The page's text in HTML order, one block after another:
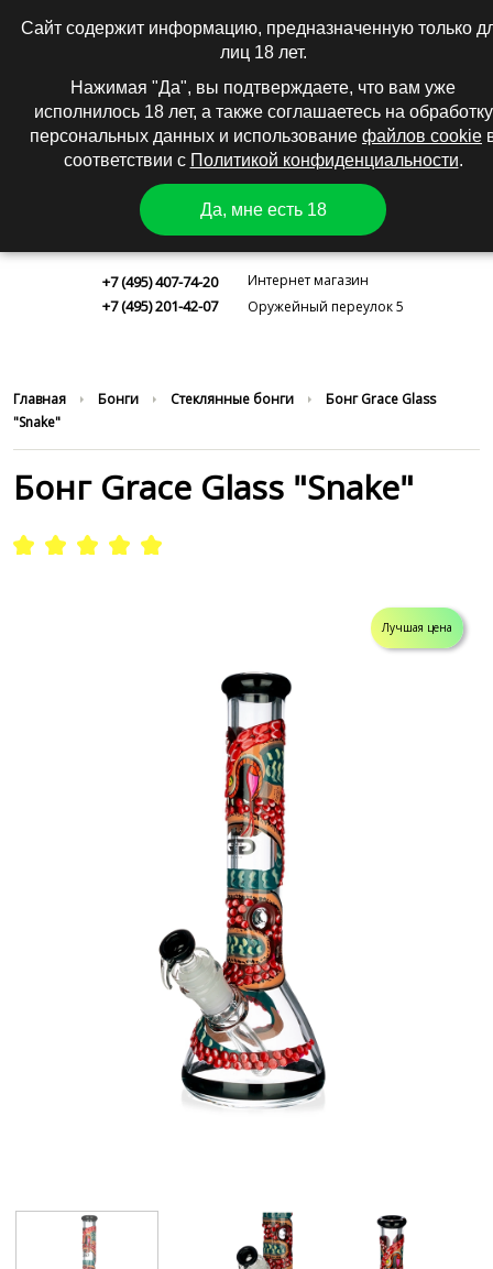
Сайт содержит информацию, предназначенную только
лиц 18 лет.
Нажимая "Да", вы подтверждаете, что вам уже
исполнилось 18 лет, а также соглашаетесь на обработку
персональных данных и использование файлов cookie
соответствии с Политикой конфиденциальности.
Да, мне есть 18
+7 (495) 407-74-20
+7 (495) 201-42-07
Интернет магазин
Оружейный переулок 5
Главная Бонги Стеклянные бонги
Бонг Grace Glass
"Snake"
Бонг Grace Glass "Snake"
Лучшая цена